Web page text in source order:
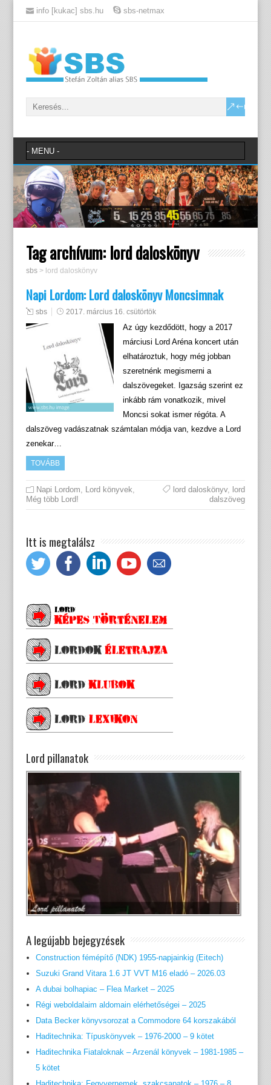
info [kukac] sbs.hu sbs-netmax
Tag archívum: lord daloskönyv
sbs> lord daloskönyv
Napi Lordom: Lord daloskönyv Moncsimnak
sbs 2017. március 16. csütörtök
Az úgy kezdődött, hogy a 2017
márciusi Lord Aréna koncert után
elhatároztuk, hogy még jobban
szeretnénk megismerni a
dalszövegeket. Igazság szerint ez
inkább rám vonatkozik, mivel
Moncsi sokat ismer régóta. A
dalszöveg vadászatnak számtalan módja van, kezdve a Lord
zenekar…
TOVÁBB
Napi Lordom, Lord könyvek,
Még több Lord!
lord daloskönyv, lord
dalszöveg
Itt is megtalálsz
Lord pillanatok
A legújabb bejegyzések
Construction fémépítő (NDK) 1955-napjainkig (Eitech)
Suzuki Grand Vitara 1.6 JT VVT M16 eladó – 2026.03
A dubai bolhapiac – Flea Market – 2025
Régi weboldalaim aldomain elérhetőségei – 2025
Data Becker könyvsorozat a Commodore 64 korszakából
Haditechnika: Típuskönyvek – 1976-2000 – 9 kötet
Haditechnika Fiataloknak – Arzenál könyvek – 1981-1985 –
5 kötet